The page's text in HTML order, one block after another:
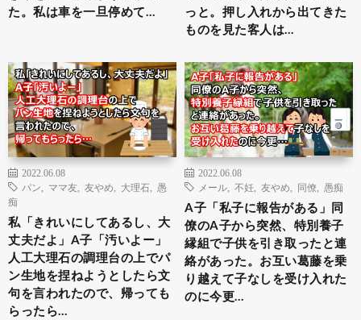
た。私は車を一旦停めて…
っと。押し入れから出てきた
ものを見た客人は…
2022.06.08
パン
ママ友 友やめ 大理石
愚
痴
私「きれいにしてあるし、大
丈夫だよ」A子「汚いよー」
人工大理石の調理台の上でパ
ン生地を捏ねようとしたら文
句を言われたので、帰っても
らったら…
2022.06.08
メール
不妊 友やめ 同僚 愚痴
A子「私子に報告がある」同
僚のA子から突然、特別養子
縁組で子供を引き取ったと連
絡があった。お互い葛藤を乗
り越えて子なしを受け入れた
のに今更…